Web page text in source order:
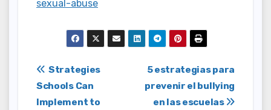
sexual-abuse
Post
navigation
5 estrategias para
prevenir el bullying
en las escuelas
Strategies
Schools Can
Implement to